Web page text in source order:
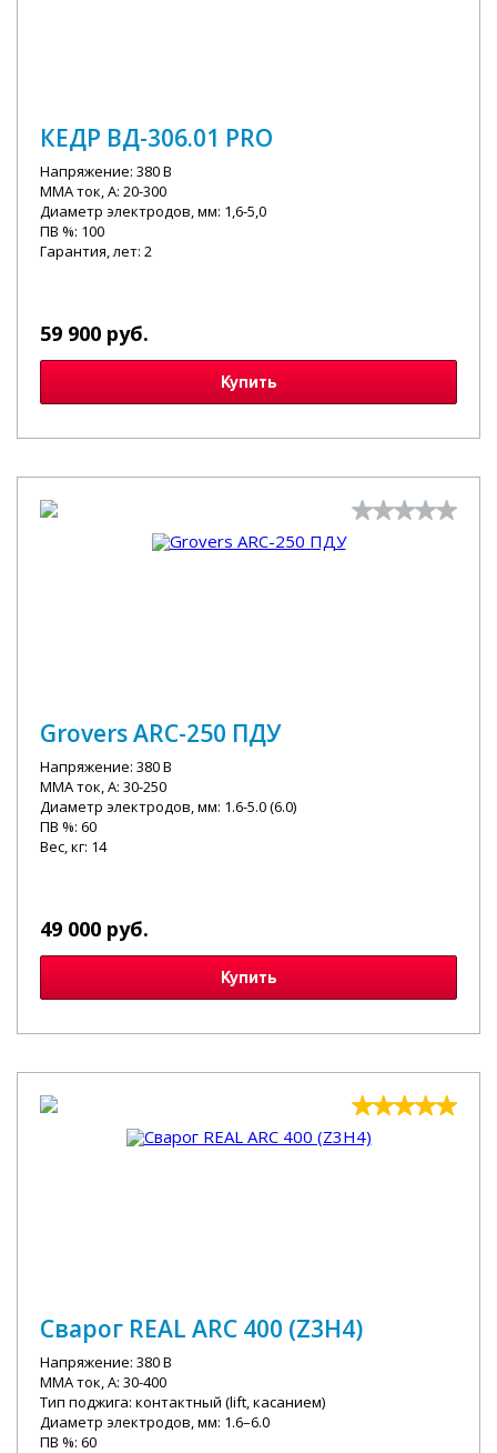
КЕДР ВД-306.01 PRO
Напряжение: 380 В
MMA ток, А: 20-300
Диаметр электродов, мм: 1,6-5,0
ПВ %: 100
Гарантия, лет: 2
59 900 руб.
Купить
Grovers ARC-250 ПДУ
Напряжение: 380 В
MMA ток, А: 30-250
Диаметр электродов, мм: 1.6-5.0 (6.0)
ПВ %: 60
Вес, кг: 14
49 000 руб.
Купить
Сварог REAL ARC 400 (Z3H4)
Напряжение: 380 В
MMA ток, А: 30-400
Тип поджига: контактный (lift, касанием)
Диаметр электродов, мм: 1.6–6.0
ПВ %: 60